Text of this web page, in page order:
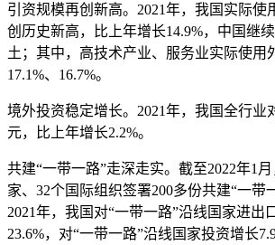
引资规模再创新高。2021年，我国实际使
创历史新高，比上年增长14.9%，中国继
土；其中，高技术产业、服务业实际使用
17.1%、16.7%。
境外投资稳定增长。2021年，我国全行业
元，比上年增长2.2%。
共建“一带一路”走深走实。截至2022年1
家、32个国际组织签署200多份共建“一带
2021年，我国对“一带一路”沿线国家进出
23.6%，对“一带一路”沿线国家投资增长